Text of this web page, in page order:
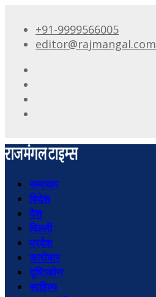
+91-9999566005
editor@rajmangal.com
समाचार
विदेश
देश
दिल्ली
प्रदेश
कारोबार
दृष्टिकोण
साहित्य